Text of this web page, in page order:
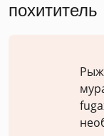
похититель